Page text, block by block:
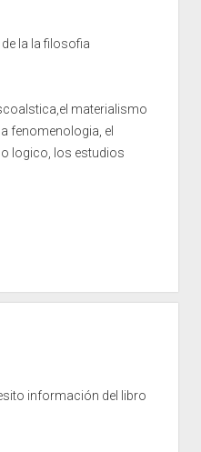
la la filosofia
materialismo
fenomenologia, el
logico, los estudios
información del libro